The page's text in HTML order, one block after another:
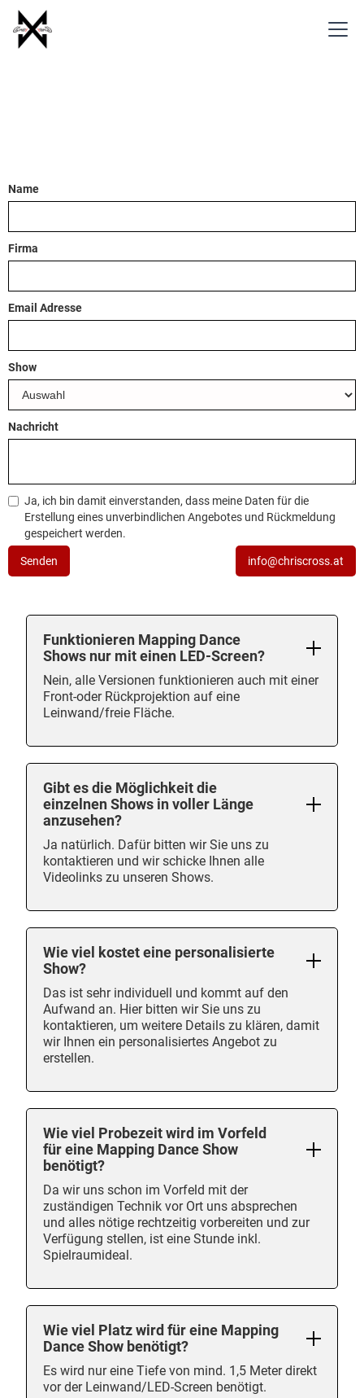
Name
Firma
Email Adresse
Show
Nachricht
Ja, ich bin damit einverstanden, dass meine Daten für die
Erstellung eines unverbindlichen Angebotes und Rückmeldung
gespeichert werden.
info@chriscross.at
Funktionieren Mapping Dance
Shows nur mit einen LED-Screen?
Nein, alle Versionen funktionieren auch mit einer
Front-oder Rückprojektion auf eine
Leinwand/freie Fläche.
Gibt es die Möglichkeit die
einzelnen Shows in voller Länge
anzusehen?
Ja natürlich. Dafür bitten wir Sie uns zu
kontaktieren und wir schicke Ihnen alle
Videolinks zu unseren Shows.
Wie viel kostet eine personalisierte
Show?
Das ist sehr individuell und kommt auf den
Aufwand an. Hier bitten wir Sie uns zu
kontaktieren, um weitere Details zu klären, damit
wir Ihnen ein personalisiertes Angebot zu
erstellen.
Wie viel Probezeit wird im Vorfeld
für eine Mapping Dance Show
benötigt?
Da wir uns schon im Vorfeld mit der
zuständigen Technik vor Ort uns absprechen
und alles nötige rechtzeitig vorbereiten und zur
Verfügung stellen, ist eine Stunde inkl.
Spielraumideal.
Wie viel Platz wird für eine Mapping
Dance Show benötigt?
Es wird nur eine Tiefe von mind. 1,5 Meter direkt
vor der Leinwand/LED-Screen benötigt.